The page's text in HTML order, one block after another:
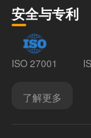
安全与专利
ISO 27001
了解更多